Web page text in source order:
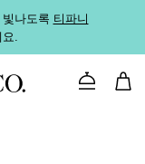
나도록 티파니
.
문의하기